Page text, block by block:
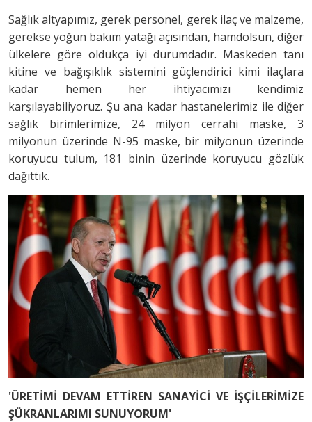
Sağlık altyapımız, gerek personel, gerek ilaç ve malzeme,
gerekse yoğun bakım yatağı açısından, hamdolsun, diğer
ülkelere göre oldukça iyi durumdadır. Maskeden tanı
kitine ve bağışıklık sistemini güçlendirici kimi ilaçlara
kadar hemen her ihtiyacımızı kendimiz
karşılayabiliyoruz. Şu ana kadar hastanelerimiz ile diğer
sağlık birimlerimize, 24 milyon cerrahi maske, 3
milyonun üzerinde N-95 maske, bir milyonun üzerinde
koruyucu tulum, 181 binin üzerinde koruyucu gözlük
dağıttık.
'ÜRETİMİ DEVAM ETTİREN SANAYİCİ VE İŞÇİLERİMİZE
ŞÜKRANLARIMI SUNUYORUM'